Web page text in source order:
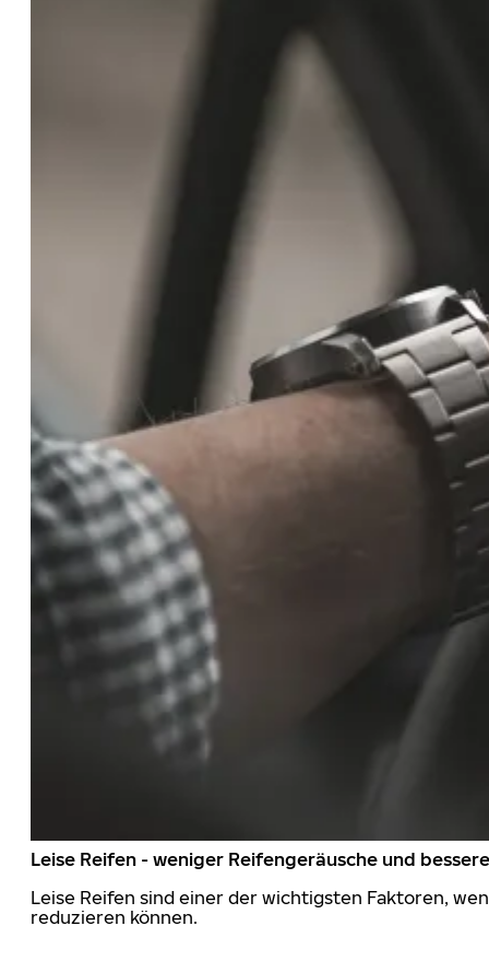
Leise Reifen - weniger Reifengeräusche und
Leise Reifen sind einer der wichtigsten Faktoren,
reduzieren können.